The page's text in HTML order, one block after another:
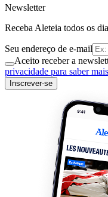
Newsletter
Receba Aleteia todos os
Seu endereço de e-mail
Aceito receber a
privacidade para saber
Inscrever-se